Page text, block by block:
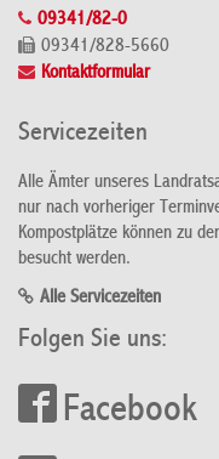
09341/82-0
09341/828-5660
Kontaktformular
Servicezeiten
Alle Ämter unseres
nur nach vorheriger
Kompostplätze können zu
besucht werden.
Alle Servicezeiten
Folgen Sie uns:
Facebook